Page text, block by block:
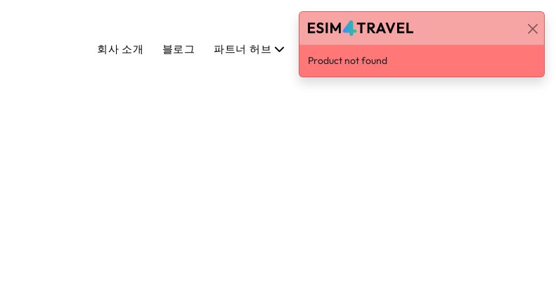
회사 소개 블로그 파트너 허브 한국어 로그인 / 가입하기
Product not found